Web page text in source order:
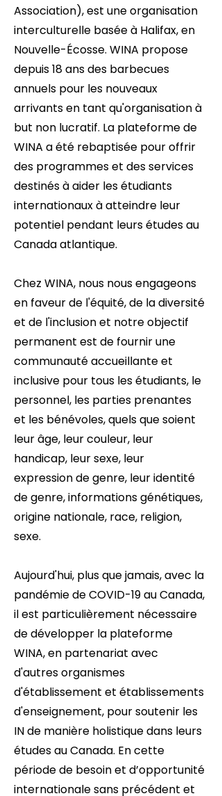
Association), est une organisation
interculturelle basée à Halifax, en
Nouvelle-Écosse. WINA propose
depuis 18 ans des barbecues
annuels pour les nouveaux
arrivants en tant qu'organisation à
but non lucratif. La plateforme de
WINA a été rebaptisée pour offrir
des programmes et des services
destinés à aider les étudiants
internationaux à atteindre leur
potentiel pendant leurs études au
Canada atlantique.
Chez WINA, nous nous engageons
en faveur de l'équité, de la diversité
et de l'inclusion et notre objectif
permanent est de fournir une
communauté accueillante et
inclusive pour tous les étudiants, le
personnel, les parties prenantes
et les bénévoles, quels que soient
leur âge, leur couleur, leur
handicap, leur sexe, leur
expression de genre, leur identité
de genre, informations génétiques,
origine nationale, race, religion,
sexe.
Aujourd'hui, plus que jamais, avec la
pandémie de COVID-19 au Canada,
il est particulièrement nécessaire
de développer la plateforme
WINA, en partenariat avec
d'autres organismes
d'établissement et établissements
d'enseignement, pour soutenir les
IN de manière holistique dans leurs
études au Canada. En cette
période de besoin et d’opportunité
internationale sans précédent et